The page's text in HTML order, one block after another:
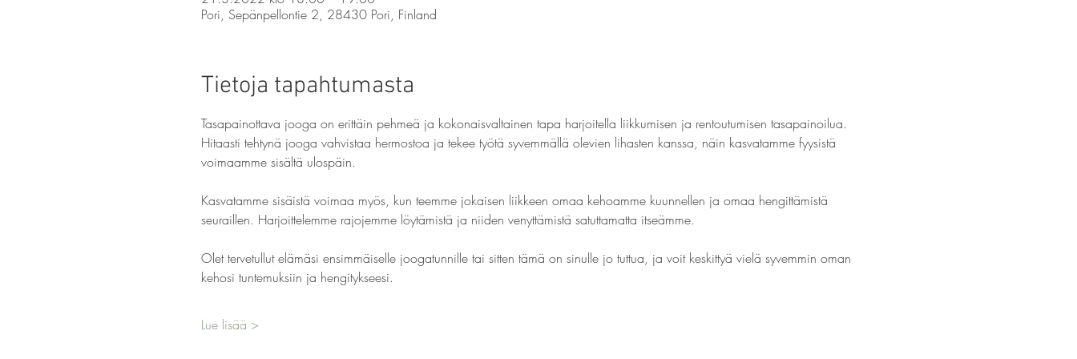
Pori, Sepänpellontie 2, 28430 Pori, Finland
Tietoja tapahtumasta
Tasapainottava jooga on erittäin pehmeä ja kokonaisvaltainen tapa harjoitella liikkumisen ja rentoutumisen tasapainoilua.
Hitaasti tehtynä jooga vahvistaa hermostoa ja tekee työtä syvemmällä olevien lihasten kanssa, näin kasvatamme fyysistä
voimaamme sisältä ulospäin.
Kasvatamme sisäistä voimaa myös, kun teemme jokaisen liikkeen omaa kehoamme kuunnellen ja omaa hengittämistä
seuraillen. Harjoittelemme rajojemme löytämistä ja niiden venyttämistä satuttamatta itseämme.
Olet tervetullut elämäsi ensimmäiselle joogatunnille tai sitten tämä on sinulle jo tuttua, ja voit keskittyä vielä syvemmin oman
kehosi tuntemuksiin ja hengitykseesi.
Lue lisää >